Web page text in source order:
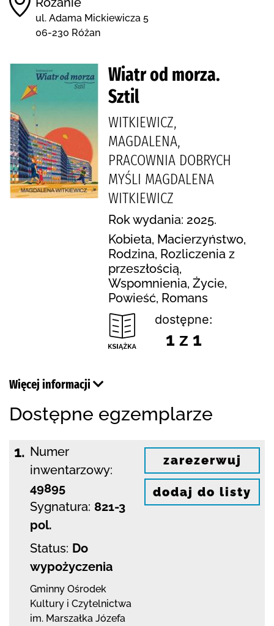
ul. Adama Mickiewicza 5
06-230 Różan
Wiatr od morza.
Sztil
WITKIEWICZ,
MAGDALENA,
PRACOWNIA DOBRYCH
MYŚLI MAGDALENA
WITKIEWICZ
Rok wydania: 2025.
Kobieta, Macierzyństwo,
Rodzina, Rozliczenia z
przeszłością,
Wspomnienia, Życie,
Powieść, Romans
dostępne:
1 z 1
Więcej informacji
Dostępne egzemplarze
1. Numer
inwentarzowy:
49895
Sygnatura: 821-3
pol.
Status: Do
wypożyczenia
Gminny Ośrodek
Kultury i Czytelnictwa
im. Marszałka Józefa
zarezerwuj
dodaj do listy